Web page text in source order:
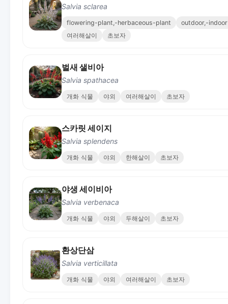
Salvia sclarea
flowering-plant,-herbaceous-plant
outdoor,-indoor
여러해살이
초보자
벌새 샐비아
Salvia spathacea
개화 식물 야외 여러해살이 초보자
스카릿 세이지
Salvia splendens
개화 식물 야외 한해살이 초보자
야생 세이비아
Salvia verbenaca
개화 식물 야외 두해살이 초보자
환상단삼
Salvia verticillata
개화 식물 야외 여러해살이 초보자